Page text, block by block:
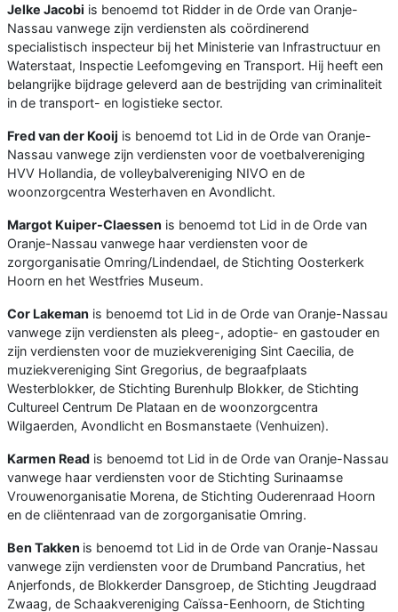
Jelke Jacobi is benoemd tot Ridder in de Orde van Oranje-
Nassau vanwege zijn verdiensten als coördinerend
specialistisch inspecteur bij het Ministerie van Infrastructuur en
Waterstaat, Inspectie Leefomgeving en Transport. Hij heeft een
belangrijke bijdrage geleverd aan de bestrijding van criminaliteit
in de transport- en logistieke sector.
Fred van der Kooij is benoemd tot Lid in de Orde van Oranje-
Nassau vanwege zijn verdiensten voor de voetbalvereniging
HVV Hollandia, de volleybalvereniging NIVO en de
woonzorgcentra Westerhaven en Avondlicht.
Margot Kuiper-Claessen is benoemd tot Lid in de Orde van
Oranje-Nassau vanwege haar verdiensten voor de
zorgorganisatie Omring/Lindendael, de Stichting Oosterkerk
Hoorn en het Westfries Museum.
Cor Lakeman is benoemd tot Lid in de Orde van Oranje-Nassau
vanwege zijn verdiensten als pleeg-, adoptie- en gastouder en
zijn verdiensten voor de muziekvereniging Sint Caecilia, de
muziekvereniging Sint Gregorius, de begraafplaats
Westerblokker, de Stichting Burenhulp Blokker, de Stichting
Cultureel Centrum De Plataan en de woonzorgcentra
Wilgaerden, Avondlicht en Bosmanstaete (Venhuizen).
Karmen Read is benoemd tot Lid in de Orde van Oranje-Nassau
vanwege haar verdiensten voor de Stichting Surinaamse
Vrouwenorganisatie Morena, de Stichting Ouderenraad Hoorn
en de cliëntenraad van de zorgorganisatie Omring.
Ben Takken is benoemd tot Lid in de Orde van Oranje-Nassau
vanwege zijn verdiensten voor de Drumband Pancratius, het
Anjerfonds, de Blokkerder Dansgroep, de Stichting Jeugdraad
Zwaag, de Schaakvereniging Caïssa-Eenhoorn, de Stichting